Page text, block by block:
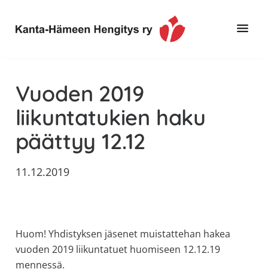
pääsisältöön
ensisijaiseen
alatunnisteeseen
Hämeen
Hengitys
ry
tietoa,
erityisesti
jos
sinua
koskettaa
astma,
huono
sisäilma
tai
Vuoden 2019
liikuntatukien haku
päättyy 12.12
11.12.2019
Huom! Yhdistyksen jäsenet muistattehan hakea
vuoden 2019 liikuntatuet huomiseen 12.12.19
mennessä.